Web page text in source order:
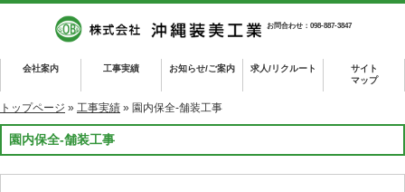
お問合わせ：098-887-3847
会社案内 工事実績 お知らせ/ご案内 求人/リクルート
サイト
マップ
トップページ » 工事実績 » 園内保全-舗装工事
園内保全-舗装工事